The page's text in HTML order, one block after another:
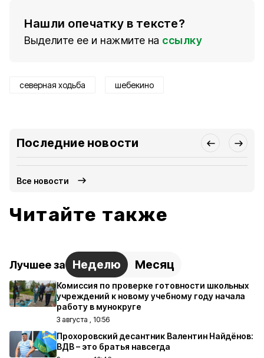
Нашли опечатку в тексте?
Выделите ее и нажмите на ссылку
северная ходьба шебекино
Последние новости
Все новости
Читайте также
Лучшее за Неделю Месяц
Комиссия по проверке готовности школьных
учреждений к новому учебному году начала
работу в мунокруге
3 августа , 10:56
Прохоровский десантник Валентин Найдёнов:
ВДВ – это братья навсегда